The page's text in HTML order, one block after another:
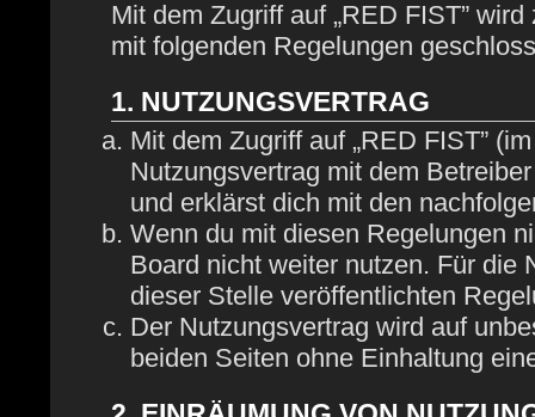
Mit dem Zugriff auf „RED FIST”
mit folgenden Regelungen
1. NUTZUNGSVERTRAG
Mit dem Zugriff auf „RED FIST”
Nutzungsvertrag mit dem
und erklärst dich mit den
Wenn du mit diesen Regelungen
Board nicht weiter nutzen. Für die
dieser Stelle veröffentlichten
Der Nutzungsvertrag wird auf
beiden Seiten ohne Einhaltung